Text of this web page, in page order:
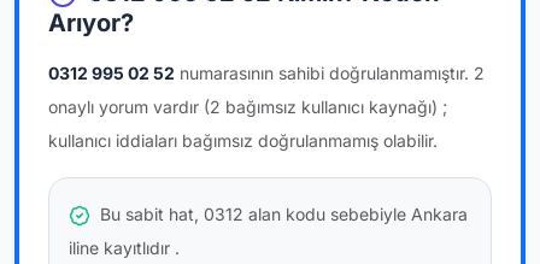
Arıyor?
0312 995 02 52 numarasının sahibi doğrulanmamıştır. 2
onaylı yorum vardır (2 bağımsız kullanıcı kaynağı) ;
kullanıcı iddiaları bağımsız doğrulanmamış olabilir.
Bu sabit hat, 0312 alan kodu sebebiyle Ankara
iline kayıtlıdır .